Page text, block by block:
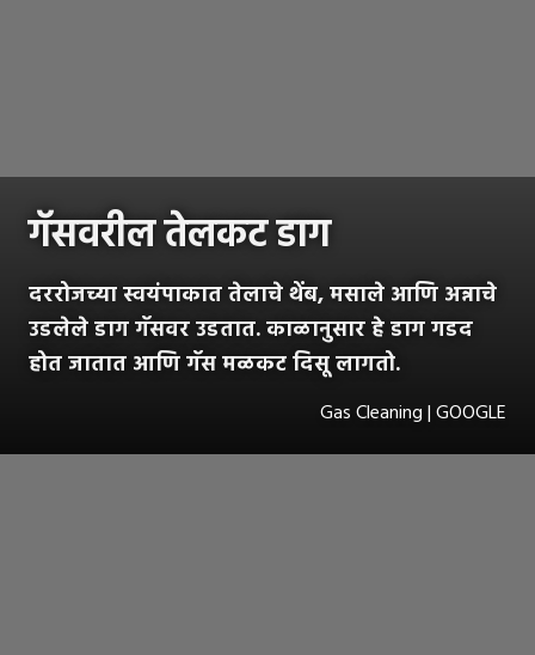
गॅसवरील तेलकट डाग
दररोजच्या स्वयंपाकात तेलाचे थेंब, मसाले आणि अन्नाचे
उडलेले डाग गॅसवर उडतात. काळानुसार हे डाग गडद
होत जातात आणि गॅस मळकट दिसू लागतो.
Gas Cleaning | GOOGLE